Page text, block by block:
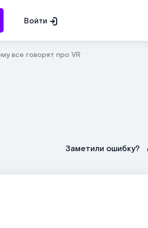
Войти
все говорят про VR
Заметили ошибку?